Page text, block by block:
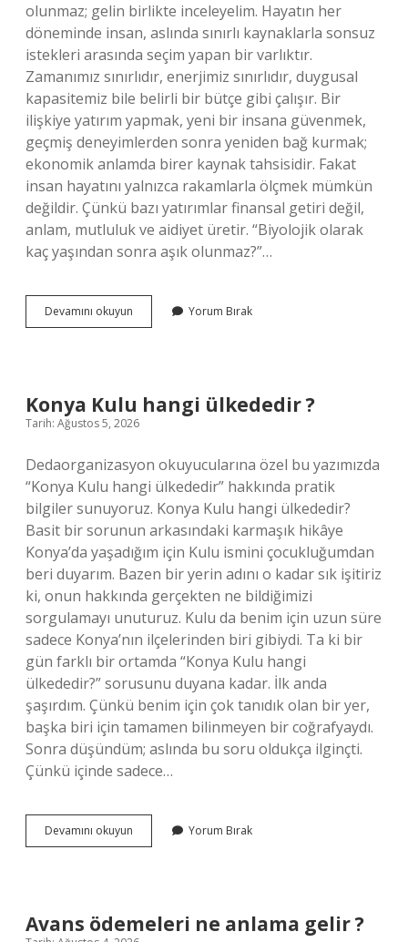
olunmaz; gelin birlikte inceleyelim. Hayatın her
döneminde insan, aslında sınırlı kaynaklarla sonsuz
istekleri arasında seçim yapan bir varlıktır.
Zamanımız sınırlıdır, enerjimiz sınırlıdır, duygusal
kapasitemiz bile belirli bir bütçe gibi çalışır. Bir
ilişkiye yatırım yapmak, yeni bir insana güvenmek,
geçmiş deneyimlerden sonra yeniden bağ kurmak;
ekonomik anlamda birer kaynak tahsisidir. Fakat
insan hayatını yalnızca rakamlarla ölçmek mümkün
değildir. Çünkü bazı yatırımlar finansal getiri değil,
anlam, mutluluk ve aidiyet üretir. “Biyolojik olarak
kaç yaşından sonra aşık olunmaz?”…
Devamını okuyun Biyolojik
olarak
olunmaz
?
Yorum Bırak
Konya Kulu hangi ülkededir ?
Tarih: Ağustos 5, 2026
Dedaorganizasyon okuyucularına özel bu yazımızda
“Konya Kulu hangi ülkededir” hakkında pratik
bilgiler sunuyoruz. Konya Kulu hangi ülkededir?
Basit bir sorunun arkasındaki karmaşık hikâye
Konya’da yaşadığım için Kulu ismini çocukluğumdan
beri duyarım. Bazen bir yerin adını o kadar sık işitiriz
ki, onun hakkında gerçekten ne bildiğimizi
sorgulamayı unuturuz. Kulu da benim için uzun süre
sadece Konya’nın ilçelerinden biri gibiydi. Ta ki bir
gün farklı bir ortamda “Konya Kulu hangi
ülkededir?” sorusunu duyana kadar. İlk anda
şaşırdım. Çünkü benim için çok tanıdık olan bir yer,
başka biri için tamamen bilinmeyen bir coğrafyaydı.
Sonra düşündüm; aslında bu soru oldukça ilginçti.
Çünkü içinde sadece…
Devamını okuyun
Kulu
Yorum Bırak
Avans ödemeleri ne anlama gelir ?